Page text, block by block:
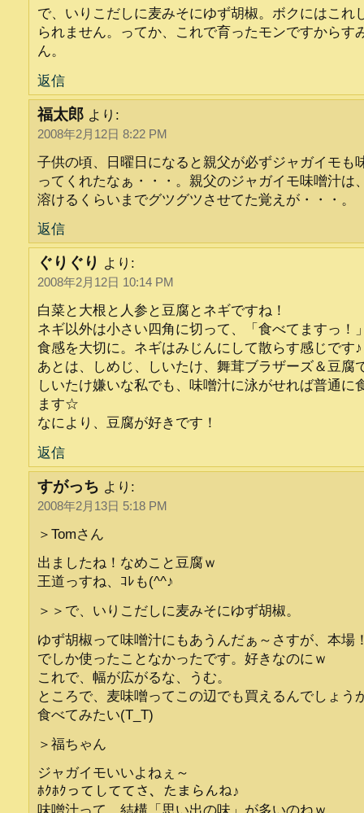
で、いりこだしに麦みそにゆず胡椒。ボクにはこれ
られません。ってか、これで育ったモンですからす
ん。
返信
福太郎 より:
2008年2月12日 8:22 PM
子供の頃、日曜日になると親父が必ずジャガイモも
ってくれたなぁ・・・。親父のジャガイモ味噌汁は
溶けるくらいまでグツグツさせてた覚えが・・・。
返信
ぐりぐり より:
2008年2月12日 10:14 PM
白菜と大根と人参と豆腐とネギですね！
ネギ以外は小さい四角に切って、「食べてますっ！
食感を大切に。ネギはみじんにして散らす感じです♪
あとは、しめじ、しいたけ、舞茸ブラザーズ＆豆腐
しいたけ嫌いな私でも、味噌汁に泳がせれば普通に
ます☆
なにより、豆腐が好きです！
返信
すがっち より:
2008年2月13日 5:18 PM
＞Tomさん
出ましたね！なめこと豆腐ｗ
王道っすね、ｺﾚも(^^♪
＞＞で、いりこだしに麦みそにゆず胡椒。
ゆず胡椒って味噌汁にもあうんだぁ～さすが、本場
でしか使ったことなかったです。好きなのにｗ
これで、幅が広がるな、うむ。
ところで、麦味噌ってこの辺でも買えるんでしょう
食べてみたい(T_T)
＞福ちゃん
ジャガイモいいよねぇ～
ﾎｸﾎｸってしててさ、たまらんね♪